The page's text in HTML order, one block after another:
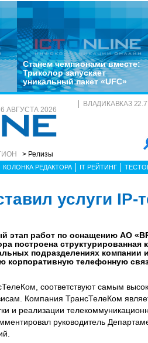
Станем чемпионами вместе:
Триколор запускает
уникальный пакет «UFC»
6 АВГУСТА 2026
> Релизы
ВЛАДИКАВКАЗ 22.7
КОЛОНКА РЕДАКТОРА IT РЕЙТИНГ
услуги
этап работ по оснащению АО
построена структурированная
подразделениях компании
корпоративную телефонную
соответствуют самым
Компания ТрансТелеКом
и реализации
руководитель